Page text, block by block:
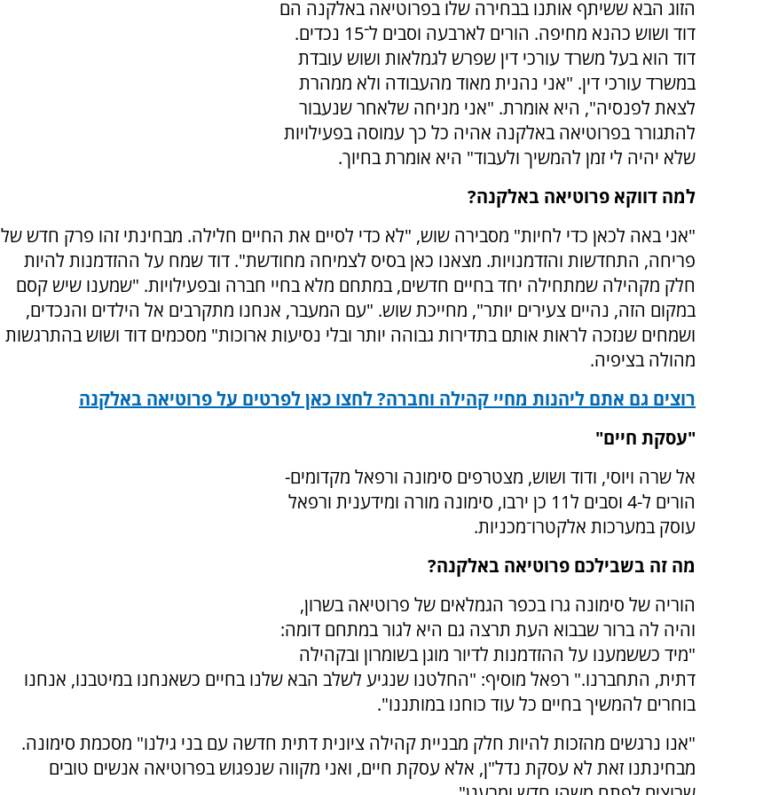
הזוג הבא ששיתף אותנו בבחירה שלו בפרוטיאה באלקנה הם
דוד ושוש כהנא מחיפה. הורים לארבעה וסבים ל־15 נכדים.
דוד הוא בעל משרד עורכי דין שפרש לגמלאות ושוש עובדת
במשרד עורכי דין. "אני נהנית מאוד מהעבודה ולא ממהרת
לצאת לפנסיה", היא אומרת. "אני מניחה שלאחר שנעבור
להתגורר בפרוטיאה באלקנה אהיה כל כך עמוסה בפעילויות
שלא יהיה לי זמן להמשיך ולעבוד" היא אומרת בחיוך.
למה דווקא פרוטיאה באלקנה?
"אני באה לכאן כדי לחיות" מסבירה שוש, "לא כדי לסיים את החיים חלילה. מבחינתי זהו פרק חדש של
פריחה, התחדשות והזדמנויות. מצאנו כאן בסיס לצמיחה מחודשת". דוד שמח על ההזדמנות להיות
חלק מקהילה שמתחילה יחד בחיים חדשים, במתחם מלא בחיי חברה ובפעילויות. "שמענו שיש קסם
במקום הזה, נהיים צעירים יותר", מחייכת שוש. "עם המעבר, אנחנו מתקרבים אל הילדים והנכדים,
ושמחים שנזכה לראות אותם בתדירות גבוהה יותר ובלי נסיעות ארוכות" מסכמים דוד ושוש בהתרגשות
מהולה בציפיה.
רוצים גם אתם ליהנות מחיי קהילה וחברה? לחצו כאן לפרטים על פרוטיאה באלקנה
"עסקת חיים"
אל שרה ויוסי, ודוד ושוש, מצטרפים סימונה ורפאל מקדומים-
הורים ל-4 וסבים ל11 כן ירבו, סימונה מורה ומידענית ורפאל
עוסק במערכות אלקטרו־מכניות.
מה זה בשבילכם פרוטיאה באלקנה?
הוריה של סימונה גרו בכפר הגמלאים של פרוטיאה בשרון,
והיה לה ברור שבבוא העת תרצה גם היא לגור במתחם דומה:
"מיד כששמענו על ההזדמנות לדיור מוגן בשומרון ובקהילה
דתית, התחברנו." רפאל מוסיף: "החלטנו שנגיע לשלב הבא שלנו בחיים כשאנחנו במיטבנו, אנחנו
בוחרים להמשיך בחיים כל עוד כוחנו במותננו".
"אנו נרגשים מהזכות להיות חלק מבניית קהילה ציונית דתית חדשה עם בני גילנו" מסכמת סימונה.
מבחינתנו זאת לא עסקת נדל"ן, אלא עסקת חיים, ואני מקווה שנפגוש בפרוטיאה אנשים טובים